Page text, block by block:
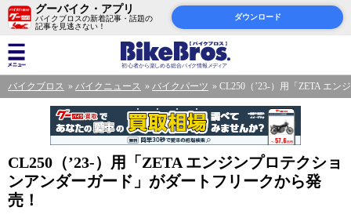
グーバイク・アプリ
バイクブロスの新着記事・話題の
記事を見逃さない！
ダウンロード
バイクブロス バイクニュース バイクパーツ CL250（’23-）用「ZETA エ
CL250（’23-）用「ZETA エンジンプロテクショ
ンアンダーガード」がダートフリークから発
売！